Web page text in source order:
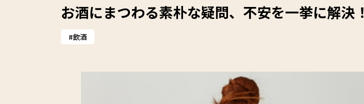
お酒にまつわる素朴な疑問、不安を一挙に解決！
飲酒